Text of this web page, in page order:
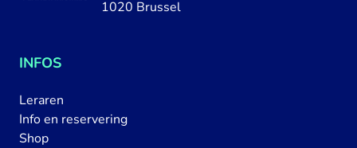
1020 Brussel
INFOS
Leraren
Info en reservering
Shop